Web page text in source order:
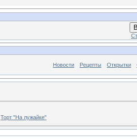
Новости Рецепты Открытки
Торт "На лужайке"